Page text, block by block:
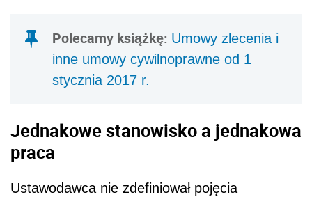
Polecamy książkę: Umowy zlecenia i
inne umowy cywilnoprawne od 1
stycznia 2017 r.
Jednakowe stanowisko a jednakowa
praca
Ustawodawca nie zdefiniował pojęcia